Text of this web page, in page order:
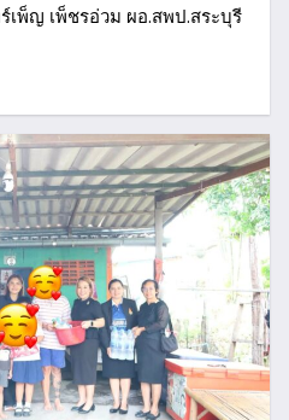
เพ็ญ เพ็ชรอ่วม ผอ.สพป.สระบุรี